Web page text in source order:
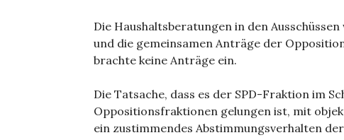
Die Haushaltsberatungen in den
und die gemeinsamen Anträge der
brachte keine Anträge ein.
Die Tatsache, dass es der SPD-Fraktion im
Oppositionsfraktionen gelungen ist, mit
ein zustimmendes Abstimmungsverhalten